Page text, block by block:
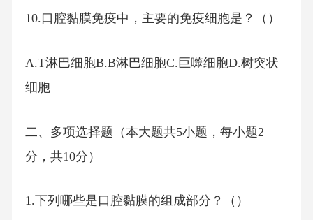
10.口腔黏膜免疫中，主要的免疫细胞是？（）
A.T淋巴细胞B.B淋巴细胞C.巨噬细胞D.树突状
细胞
二、多项选择题（本大题共5小题，每小题2
分，共10分）
1.下列哪些是口腔黏膜的组成部分？（）